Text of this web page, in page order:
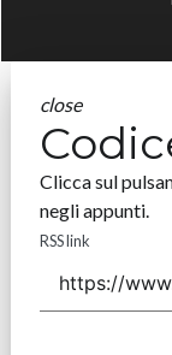
close
Clicca sul
negli appunti.
RSS link